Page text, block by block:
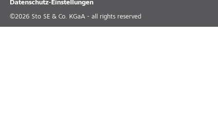
Datenschutz-Einstellungen
©2026 Sto SE & Co. KGaA - all rights reserved